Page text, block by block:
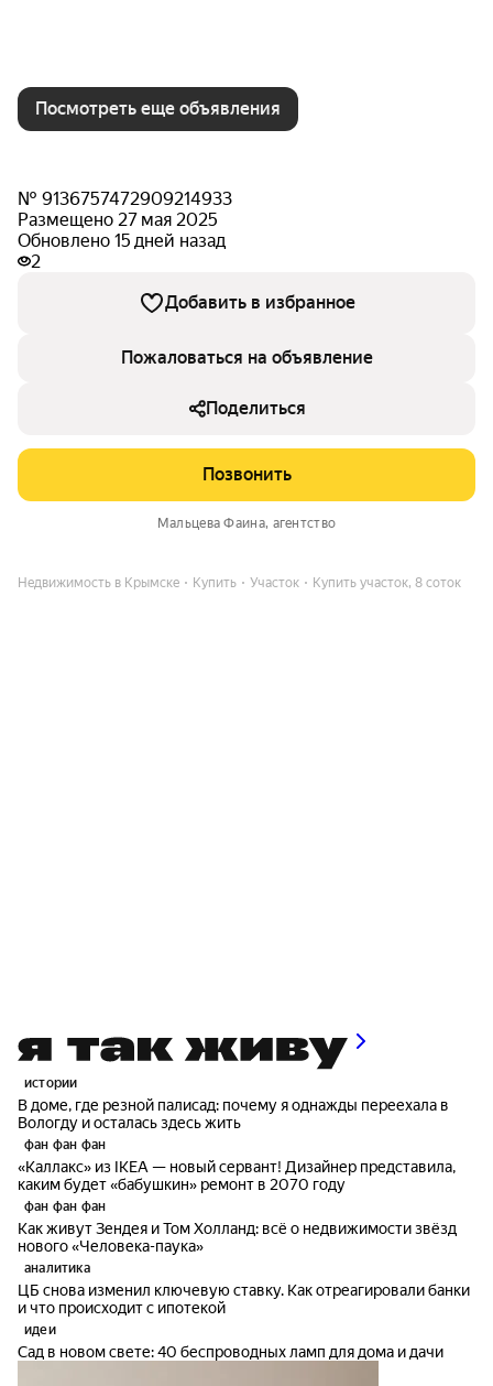
Посмотреть еще объявления
№ 9136757472909214933
Размещено 27 мая 2025
Обновлено 15 дней назад
2
Добавить в избранное
Пожаловаться на объявление
Поделиться
Позвонить
Мальцева Фаина, агентство
Недвижимость в Крымске Купить Участок Купить участок, 8 соток
истории
В доме, где резной палисад: почему я однажды переехала в
Вологду и осталась здесь жить
фан фан фан
«Каллакс» из IKEA — новый сервант! Дизайнер представила,
каким будет «бабушкин» ремонт в 2070 году
фан фан фан
Как живут Зендея и Том Холланд: всё о недвижимости звёзд
нового «Человека-паука»
аналитика
ЦБ снова изменил ключевую ставку. Как отреагировали банки
и что происходит с ипотекой
идеи
Сад в новом свете: 40 беспроводных ламп для дома и дачи